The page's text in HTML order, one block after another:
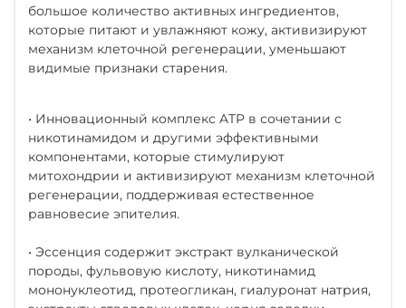
большое количество активных ингредиентов,
которые питают и увлажняют кожу, активизируют
механизм клеточной регенерации, уменьшают
видимые признаки старения.
• Инновационный комплекс ATP в сочетании с
никотинамидом и другими эффективными
компонентами, которые стимулируют
митохондрии и активизируют механизм клеточной
регенерации, поддерживая естественное
равновесие эпителия.
• Эссенция содержит экстракт вулканической
породы, фульвовую кислоту, никотинамид
мононуклеотид, протеогликан, гиалуронат натрия,